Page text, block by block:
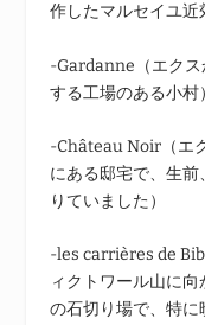
作したマルセイユ近
-Gardanne（エクス
する工場のある小村）
-Château Noir（エ
にある邸宅で、生
りていました）
-les carrières de
ィクトワール山に
の石切り場で、特